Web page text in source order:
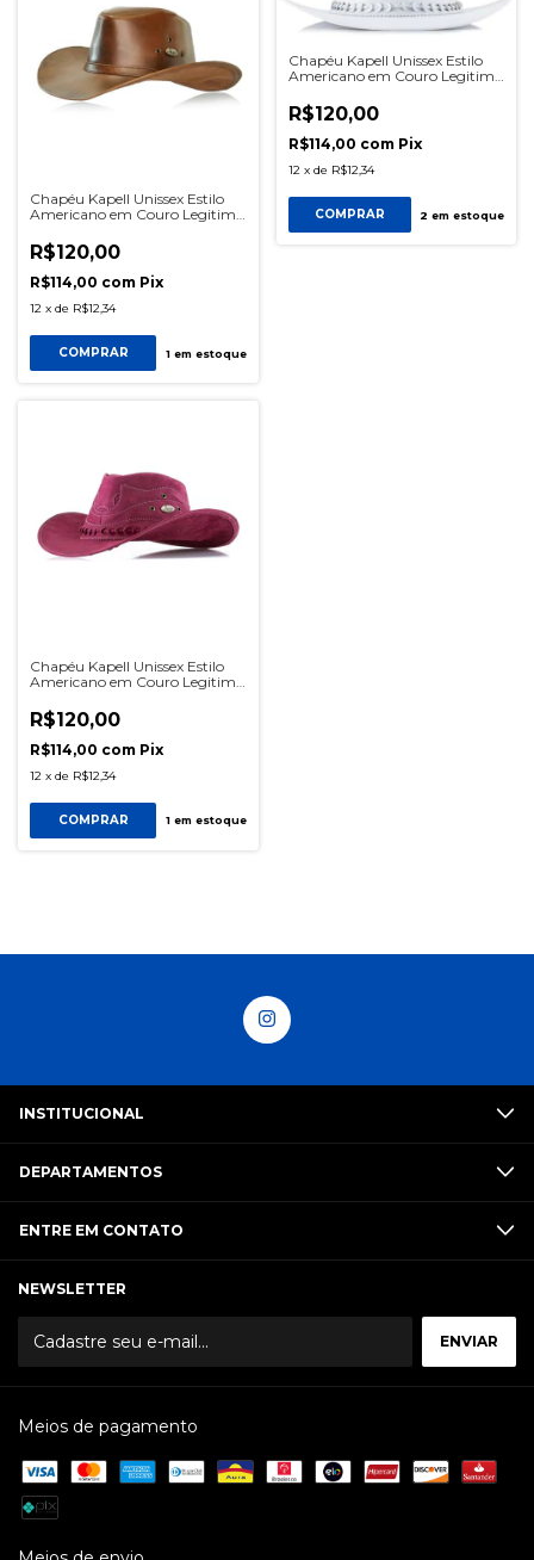
Chapéu Kapell Unissex Estilo
Americano em Couro Legitimo
R$120,00
R$114,00 com Pix
12 x de R$12,34
COMPRAR 1em estoque
Chapéu Kapell Unissex Estilo
Americano em Couro Legitimo
R$120,00
R$114,00 com Pix
12 x de R$12,34
COMPRAR 2 em estoque
Chapéu Kapell Unissex Estilo
Americano em Couro Legitimo
R$120,00
R$114,00 com Pix
12 x de R$12,34
COMPRAR 1em estoque
INSTITUCIONAL
DEPARTAMENTOS
ENTRE EM CONTATO
NEWSLETTER
Meios de pagamento